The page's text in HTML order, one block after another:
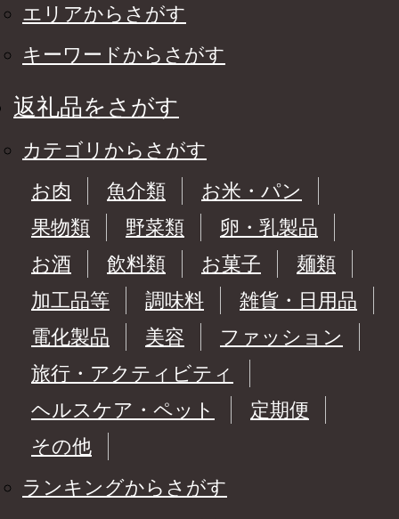
エリアからさがす
キーワードからさがす
返礼品をさがす
カテゴリからさがす
お肉
魚介類
お米・パン
果物類
野菜類
卵・乳製品
お酒
飲料類 お菓子
麺類
加工品等
調味料
雑貨・日用品
電化製品
美容
ファッション
旅行・アクティビティ
ヘルスケア・ペット
定期便
その他
ランキングからさがす